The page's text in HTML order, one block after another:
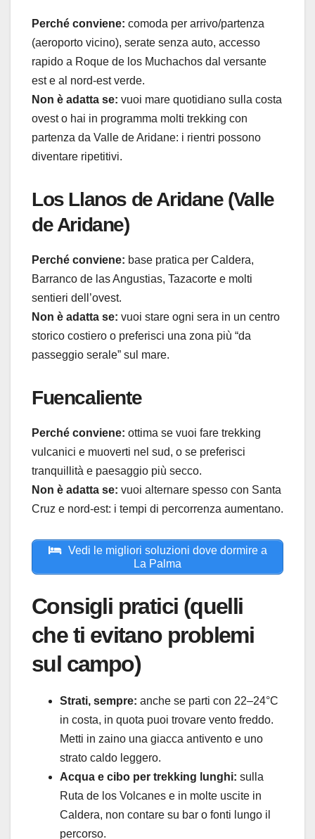
Perché conviene: comoda per arrivo/partenza
(aeroporto vicino), serate senza auto, accesso
rapido a Roque de los Muchachos dal versante
est e al nord-est verde.
Non è adatta se: vuoi mare quotidiano sulla costa
ovest o hai in programma molti trekking con
partenza da Valle de Aridane: i rientri possono
diventare ripetitivi.
Los Llanos de Aridane (Valle
de Aridane)
Perché conviene: base pratica per Caldera,
Barranco de las Angustias, Tazacorte e molti
sentieri dell’ovest.
Non è adatta se: vuoi stare ogni sera in un centro
storico costiero o preferisci una zona più “da
passeggio serale” sul mare.
Fuencaliente
Perché conviene: ottima se vuoi fare trekking
vulcanici e muoverti nel sud, o se preferisci
tranquillità e paesaggio più secco.
Non è adatta se: vuoi alternare spesso con Santa
Cruz e nord-est: i tempi di percorrenza aumentano.
Vedi le migliori soluzioni dove dormire a
La Palma
Consigli pratici (quelli
che ti evitano problemi
sul campo)
Strati, sempre: anche se parti con 22–24°C
in costa, in quota puoi trovare vento freddo.
Metti in zaino una giacca antivento e uno
strato caldo leggero.
Acqua e cibo per trekking lunghi: sulla
Ruta de los Volcanes e in molte uscite in
Caldera, non contare su bar o fonti lungo il
percorso.